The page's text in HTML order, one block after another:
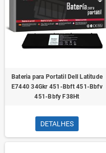
Bateria para Portatil Dell Latitude
E7440 34Gkr 451-Bbft 451-Bbfv
451-Bbfy F38Ht
DETALHES